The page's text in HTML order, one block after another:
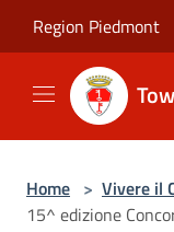
Region Piedmont
Home > Vivere il
15^ edizione